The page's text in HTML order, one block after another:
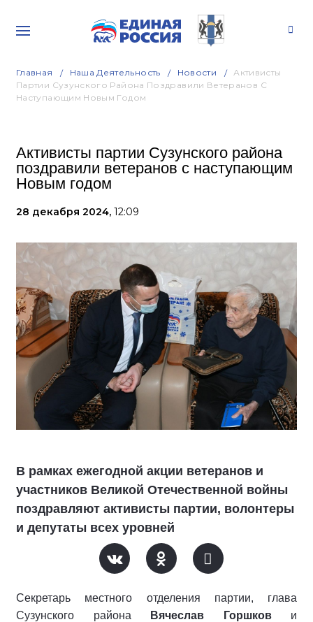
Главная Наша Деятельность Новости
Активисты
Партии Сузунского Района Поздравили Ветеранов С
Наступающим Новым Годом
Активисты партии Сузунского района
поздравили ветеранов с наступающим
Новым годом
28 декабря 2024, 12:09
В рамках ежегодной акции ветеранов и
участников Великой Отечественной войны
поздравляют активисты партии, волонтеры
и депутаты всех уровней
Секретарь местного отделения партии, глава
Сузунского района
Вячеслав Горшкови